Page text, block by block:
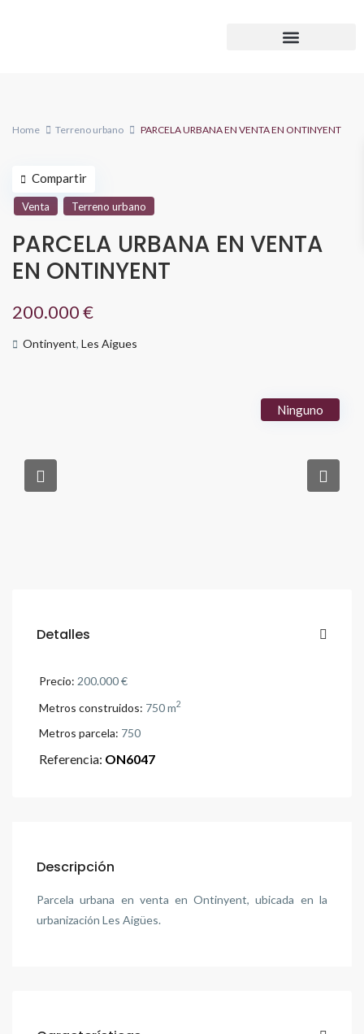
Home Terreno urbano PARCELA URBANA EN VENTA EN ONTINYENT
Venta Terreno urbano
PARCELA URBANA EN VENTA
EN ONTINYENT
200.000 €
Ontinyent,Les Aigues
Compartir
Ninguno
Detalles
Precio: 200.000 €
Metros construidos: 750 m2
Metros parcela: 750
Referencia: ON6047
Descripción
Parcela urbana en venta en Ontinyent, ubicada en la
urbanización Les Aigües.